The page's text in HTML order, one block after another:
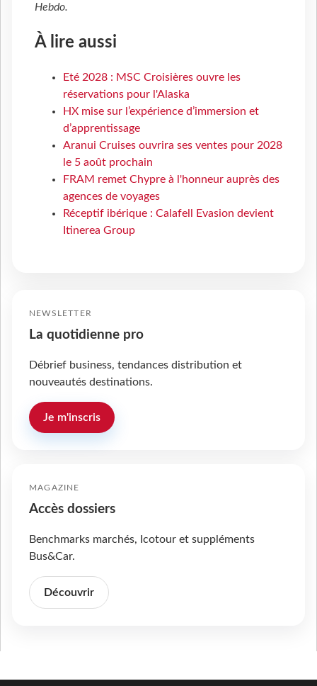
Hebdo.
À lire aussi
Eté 2028 : MSC Croisières ouvre les
réservations pour l'Alaska
HX mise sur l’expérience d’immersion et
d’apprentissage
Aranui Cruises ouvrira ses ventes pour 2028
le 5 août prochain
FRAM remet Chypre à l'honneur auprès des
agences de voyages
Réceptif ibérique : Calafell Evasion devient
Itinerea Group
NEWSLETTER
La quotidienne pro
Débrief business, tendances distribution et
nouveautés destinations.
Je m'inscris
MAGAZINE
Accès dossiers
Benchmarks marchés, Icotour et suppléments
Bus&Car.
Découvrir